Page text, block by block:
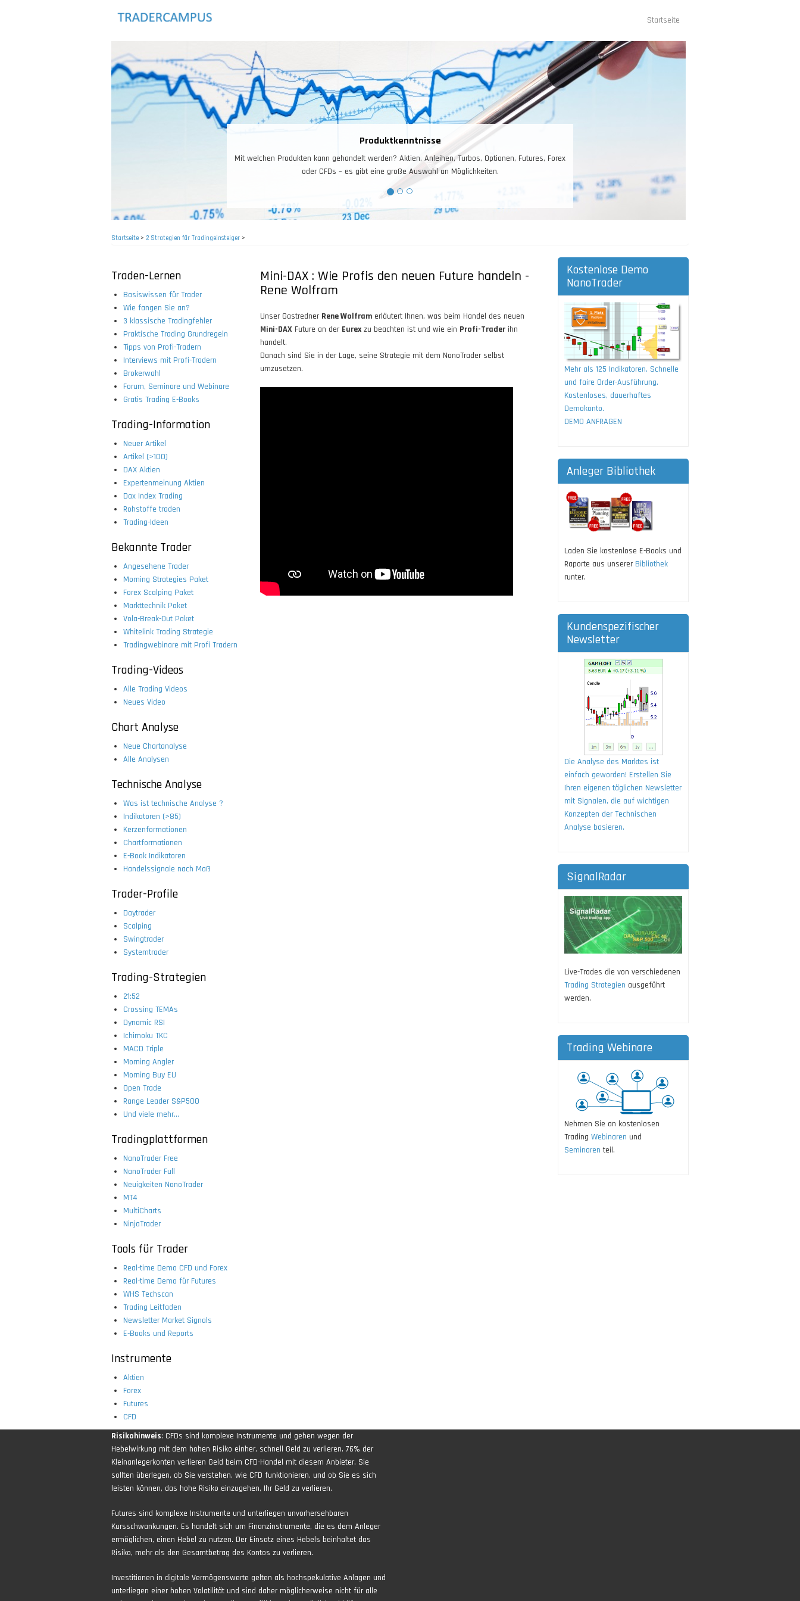
Startseite
Produktkenntnisse
Mit welchen Produkten kann gehandelt werden? Aktien, Anleihen, Turbos, Optionen, Futures, Forex
oder CFDs – es gibt eine große Auswahl an Möglichkeiten.
Startseite> 2 Strategien für Tradingeinsteiger >
Traden-Lernen
Basiswissen für Trader
Wie fangen Sie an?
3 klassische Tradingfehler
Praktische Trading Grundregeln
Tipps von Profi-Tradern
Interviews mit Profi-Tradern
Brokerwahl
Forum, Seminare und Webinare
Gratis Trading E-Books
Trading-Information
Neuer Artikel
Artikel (>100)
DAX Aktien
Expertenmeinung Aktien
Dax Index Trading
Rohstoffe traden
Trading-Ideen
Bekannte Trader
Angesehene Trader
Morning Strategies Paket
Forex Scalping Paket
Markttechnik Paket
Vola-Break-Out Paket
Whitelink Trading Strategie
Tradingwebinare mit Profi Tradern
Trading-Videos
Alle Trading Videos
Neues Video
Chart Analyse
Neue Chartanalyse
Alle Analysen
Technische Analyse
Was ist technische Analyse ?
Indikatoren (>85)
Kerzenformationen
Chartformationen
E-Book Indikatoren
Handelssignale nach Maß
Trader-Profile
Daytrader
Scalping
Swingtrader
Systemtrader
Trading-Strategien
21:52
Crossing TEMAs
Dynamic RSI
Ichimoku TKC
MACD Triple
Morning Angler
Morning Buy EU
Open Trade
Range Leader S&P500
Und viele mehr...
Tradingplattformen
NanoTrader Free
NanoTrader Full
Neuigkeiten NanoTrader
MT4
MultiCharts
NinjaTrader
Tools für Trader
Real-time Demo CFD und Forex
Real-time Demo für Futures
WHS Techscan
Trading Leitfaden
Newsletter Market Signals
E-Books und Reports
Instrumente
Aktien
Forex
Futures
CFD
Mini-DAX : Wie Profis den neuen Future handeln -
Rene Wolfram
Unser Gastredner Rene Wolfram erläutert Ihnen, was beim Handel des neuen
Mini-DAX Future an der Eurex zu beachten ist und wie ein Profi-Trader ihn
handelt.
Danach sind Sie in der Lage, seine Strategie mit dem NanoTrader selbst
umzusetzen.
Kostenlose Demo
NanoTrader
Mehr als 125 Indikatoren. Schnelle
und faire Order-Ausführung.
Kostenloses, dauerhaftes
Demokonto.
DEMO ANFRAGEN
Anleger Bibliothek
Laden Sie kostenlose E-Books und
Raporte aus unserer Bibliothek
runter.
Kundenspezifischer
Newsletter
Die Analyse des Marktes ist
einfach geworden! Erstellen Sie
Ihren eigenen täglichen Newsletter
mit Signalen, die auf wichtigen
Konzepten der Technischen
Analyse basieren.
SignalRadar
Live-Trades die von verschiedenen
Trading Strategien ausgeführt
werden.
Trading Webinare
Nehmen Sie an kostenlosen
Trading Webinaren und
Seminaren teil.
Risikohinweis: CFDs sind komplexe Instrumente und gehen wegen der
Hebelwirkung mit dem hohen Risiko einher, schnell Geld zu verlieren. 76% der
Kleinanlegerkonten verlieren Geld beim CFD-Handel mit diesem Anbieter. Sie
sollten überlegen, ob Sie verstehen, wie CFD funktionieren, und ob Sie es sich
leisten können, das hohe Risiko einzugehen, Ihr Geld zu verlieren.
Futures sind komplexe Instrumente und unterliegen unvorhersehbaren
Kursschwankungen. Es handelt sich um Finanzinstrumente, die es dem Anleger
ermöglichen, einen Hebel zu nutzen. Der Einsatz eines Hebels beinhaltet das
Risiko, mehr als den Gesamtbetrag des Kontos zu verlieren.
Investitionen in digitale Vermögenswerte gelten als hochspekulative Anlagen und
unterliegen einer hohen Volatilität und sind daher möglicherweise nicht für alle